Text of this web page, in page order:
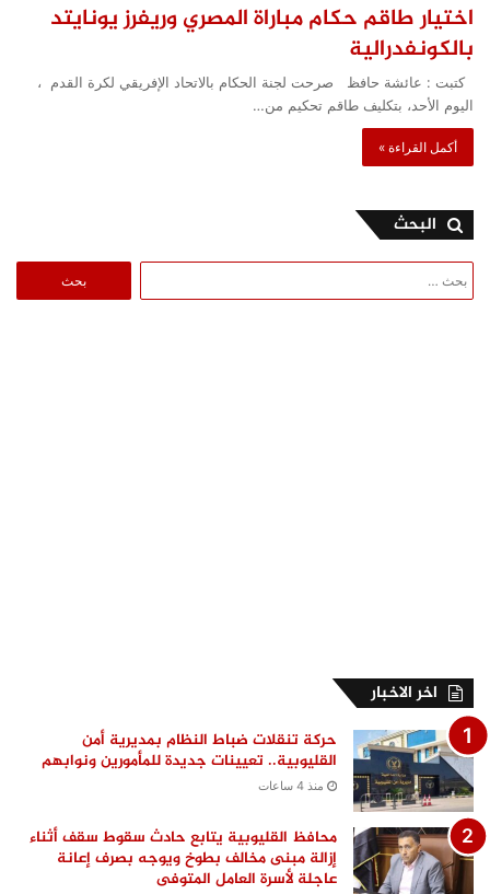
اختيار طاقم حكام مباراة المصري وريفرز يونايتد
بالكونفدرالية
كتبت : عائشة حافظ صرحت لجنة الحكام بالاتحاد الإفريقي لكرة القدم ،
اليوم الأحد، بتكليف طاقم تحكيم من…
أكمل القراءة »
البحث
عن:
اخر الاخبار
حركة تنقلات ضباط النظام بمديرية أمن
القليوبية.. تعيينات جديدة للمأمورين ونوابهم
منذ 4 ساعات
محافظ القليوبية يتابع حادث سقوط سقف أثناء
إزالة مبنى مخالف بطوخ ويوجه بصرف إعانة
عاجلة لأسرة العامل المتوفى